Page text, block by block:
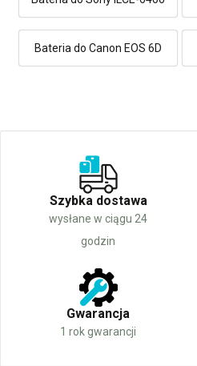
Bateria do Canon EOS 6D
Szybka dostawa
wysłane w ciągu 24
godzin
Gwarancja
1 rok gwarancji